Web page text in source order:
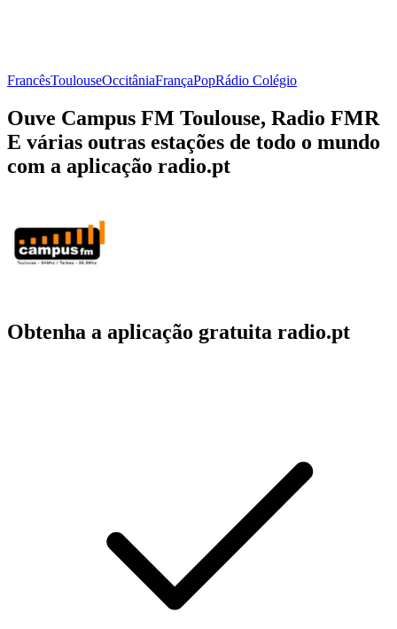
FrancêsToulouseOccitâniaFrançaPopRádio Colégio
Ouve Campus FM Toulouse, Radio FMR
E várias outras estações de todo o mundo
com a aplicação radio.pt
Obtenha a aplicação gratuita radio.pt